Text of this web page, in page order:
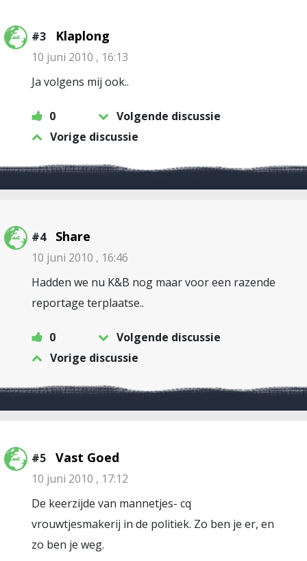
#3 Klaplong
10 juni 2010 , 16:13
Ja volgens mij ook..
0
Volgende discussie
Vorige discussie
#4 Share
10 juni 2010 , 16:46
Hadden we nu K&B nog maar voor een razende
reportage terplaatse..
0
Volgende discussie
Vorige discussie
#5 Vast Goed
10 juni 2010 , 17:12
De keerzijde van mannetjes- cq
vrouwtjesmakerij in de politiek. Zo ben je er, en
zo ben je weg.